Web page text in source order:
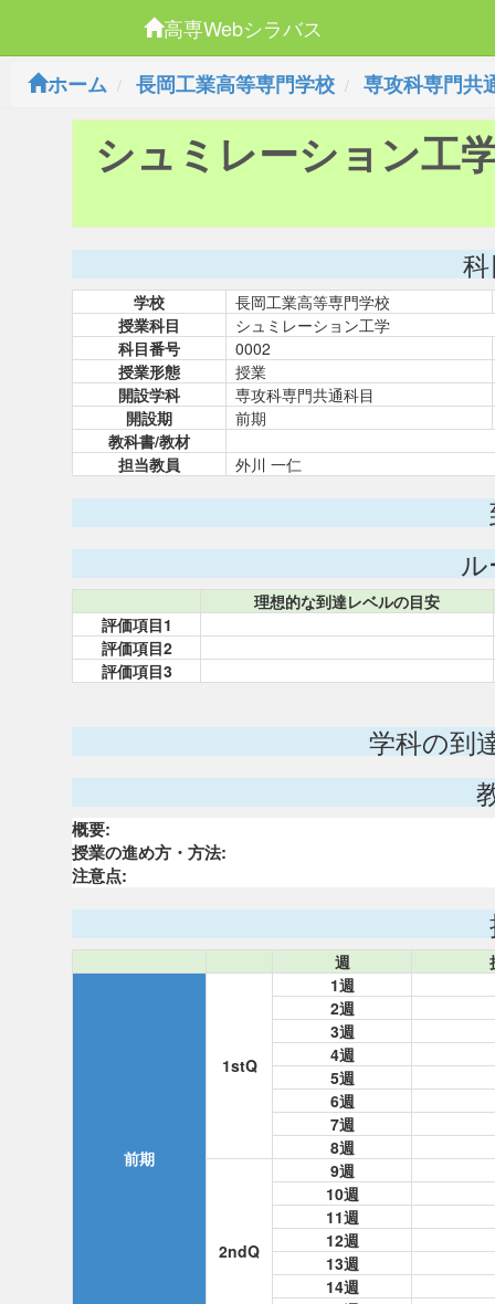
高専Webシラバス
ホーム
長岡工業高等専門学校 専攻科専門共
シュミレーション工
学校
長岡工業高等専門学校
授業科目
シュミレーション工学
科目番号
0002
授業形態
授業
開設学科
専攻科専門共通科目
開設期
前期
教科書/教材
担当教員
外川 一仁
理想的な到達レベルの目安
評価項目1
評価項目2
評価項目3
学科の到
概要:
授業の進め方・方法:
注意点:
週
前期
1stQ
1週
2週
3週
4週
5週
6週
7週
8週
2ndQ
9週
10週
11週
12週
13週
14週